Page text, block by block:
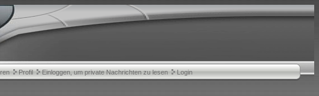
Profil Einloggen, um private Nachrichten zu lesen Login